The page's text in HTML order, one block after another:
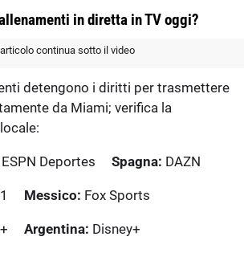
in diretta in TV oggi?
continua sotto il video
detengono i diritti per trasmettere
da Miami; verifica la
ESPN Deportes Spagna: DAZN
Messico: Fox Sports
Argentina: Disney+